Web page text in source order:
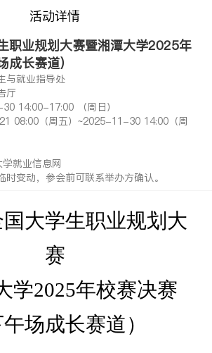
活动详情
职业规划大赛暨湘潭大学2025年
长赛道）
与就业指导处
厅
14:00-17:00 （周日）
08:00（周五）~2025-11-30 14:00（周
就业信息网
时变动，参会前可联系举办方确认。
大学生职业规划大
赛
学2025年校赛决赛
午场成长赛道）